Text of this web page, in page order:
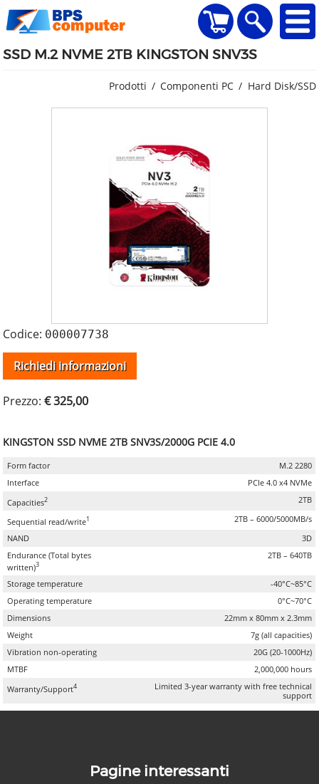
SSD M.2 NVME 2TB KINGSTON SNV3S
Prodotti Componenti PC Hard Disk/SSD
Codice: 000007738
Richiedi informazioni
Prezzo: € 325,00
KINGSTON SSD NVME 2TB SNV3S/2000G PCIE 4.0
Form factor
M.2 2280
Interface
PCIe 4.0 x4 NVMe
Capacities2 2TB
Sequential read/write1
2TB – 6000/5000MB/s
NAND
3D
Endurance (Total bytes
written)3
2TB – 640TB
Storage temperature
-40°C~85°C
Operating temperature
0°C~70°C
Dimensions
22mm x 80mm x 2.3mm
Weight
7g (all capacities)
Vibration non-operating
20G (20-1000Hz)
MTBF
2,000,000 hours
Warranty/Support4
Limited 3-year warranty with free technical
support
Pagine interessanti
home Visualizza il
Ricerca